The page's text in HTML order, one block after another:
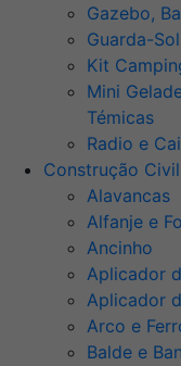
Gazebo,
Guarda-Sol
Kit
Mini
Témicas
Radio e
Construção
Alavancas
Alfanje e
Ancinho
Aplicador
Aplicador
Arco e
Balde e